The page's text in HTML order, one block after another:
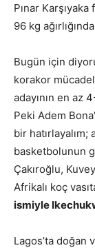
Pınar
96 kg
Bugün için
korakor
adayının en az
Peki Adem
bir hatırlayalım;
basketbolunun
Çakıroğlu,
Afrikalı koç
ismiyle
Lagos’ta doğan